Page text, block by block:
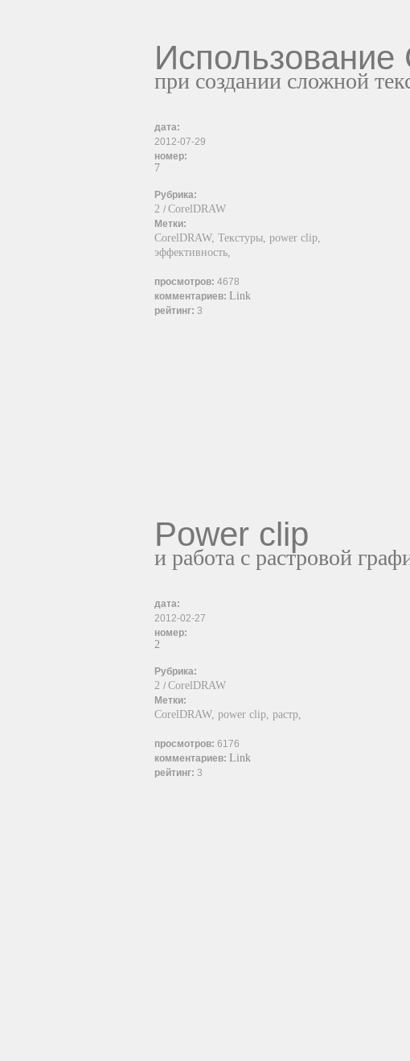
Использование
при создании сложной
дата:
2012-07-29
номер:
7
Рубрика:
2 / CorelDRAW
Метки:
CorelDRAW, Текстуры, power clip,
эффективность,
просмотров: 4678
комментариев: Link
рейтинг: 3
Power clip
и работа с растровой
дата:
2012-02-27
номер:
2
Рубрика:
2 / CorelDRAW
Метки:
CorelDRAW, power clip, растр,
просмотров: 6176
комментариев: Link
рейтинг: 3